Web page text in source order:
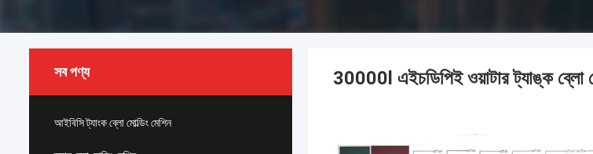
সব পণ্য
আইবিসি ট্যাংক ব্লো মোল্ডিং মেশিন
30000l এইচডিপিই ওয়াটার ট্যাঙ্ক ব্লো